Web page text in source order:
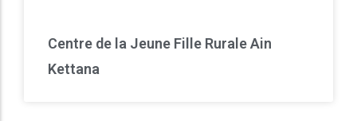
Centre de la Jeune Fille Rurale Ain
Kettana